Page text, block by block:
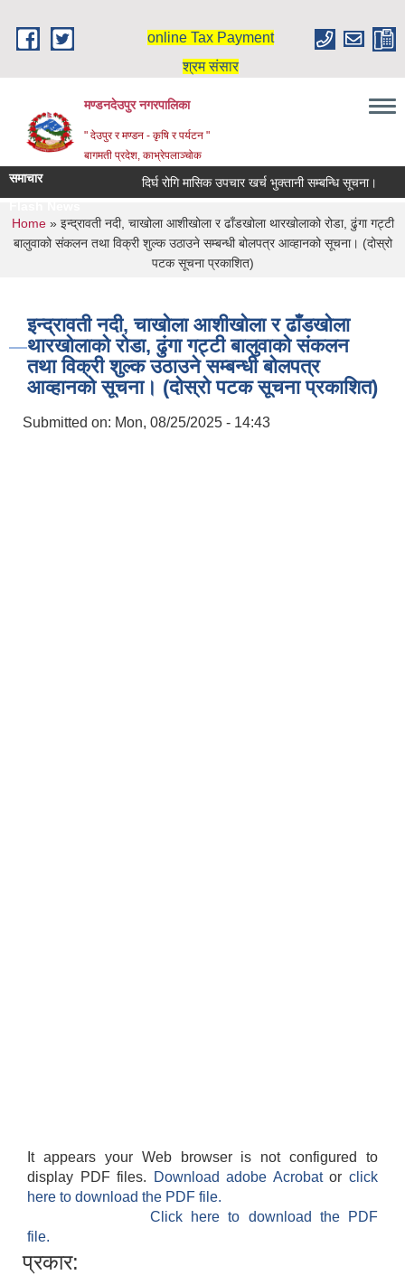
online Tax Payment
श्रम संसार
मण्डनदेउपुर नगरपालिका
" देउपुर र मण्डन - कृषि र पर्यटन "
बागमती प्रदेश, काभ्रेपलाञ्चोक
समाचार दिर्घ रोगि मासिक उपचार खर्च भुक्तानी सम्बन्धि सूचना।
You are here
Home» इन्द्रावती नदी, चाखोला आशीखोला र ढाँडखोला थारखोलाको रोडा, ढुंगा गट्टी
बालुवाको संकलन तथा विक्री शुल्क उठाउने सम्बन्धी बोलपत्र आव्हानको सूचना। (दोस्रो
पटक सूचना प्रकाशित)
इन्द्रावती नदी, चाखोला आशीखोला र ढाँडखोला
थारखोलाको रोडा, ढुंगा गट्टी बालुवाको संकलन
तथा विक्री शुल्क उठाउने सम्बन्धी बोलपत्र
आव्हानको सूचना। (दोस्रो पटक सूचना प्रकाशित)
Submitted on: Mon, 08/25/2025 - 14:43
It appears your Web browser is not configured to
display PDF files.
Download adobe Acrobatorclick
here to download the PDF file.
Click here to download the PDF
file.
प्रकार: